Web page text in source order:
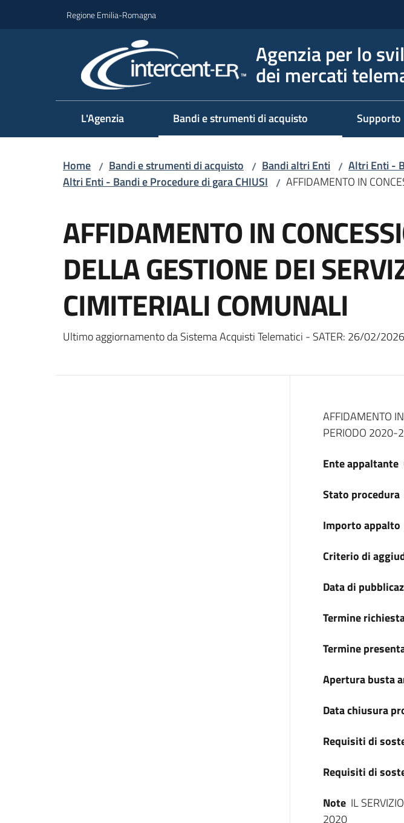
Regione Emilia-Romagna
Agenzia per lo
dei mercati
L'Agenzia Bandi e strumenti di acquisto Supporto
Home / Bandi e strumenti di acquisto / Bandi altri Enti / Altri Enti -
Altri Enti - Bandi e Procedure di gara CHIUSI / AFFIDAMENTO IN
AFFIDAMENTO IN
DELLA GESTIONE DEI
CIMITERIALI COMUNALI
Ultimo aggiornamento da Sistema Acquisti Telematici - SATER: 26/02/
Dati del
AFFIDAMENTO
PERIODO 2020-
Ente appaltante
Stato procedura
Importo appalto
Criterio di
Data di
Termine
Termine
Apertura busta
Data chiusura
Requisiti di
Requisiti di
Note IL
2020